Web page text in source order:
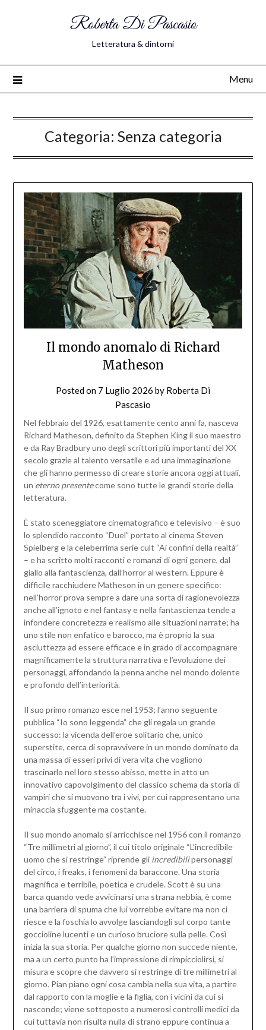
Roberta Di Pascasio
Letteratura & dintorni
Menu
Categoria: Senza categoria
Il mondo anomalo di Richard
Matheson
Posted on 7 Luglio 2026 by Roberta Di
Pascasio
Nel febbraio del 1926, esattamente cento anni fa, nasceva
Richard Matheson, definito da Stephen King il suo maestro
e da Ray Bradbury uno degli scrittori più importanti del XX
secolo grazie al talento versatile e ad una immaginazione
che gli hanno permesso di creare storie ancora oggi attuali,
un eterno presentecome sono tutte le grandi storie della
letteratura.
È stato sceneggiatore cinematografico e televisivo – è suo
lo splendido racconto “Duel” portato al cinema Steven
Spielberg e la celeberrima serie cult “Ai confini della realtà”
– e ha scritto molti racconti e romanzi di ogni genere, dal
giallo alla fantascienza, dall’horror al western. Eppure è
difficile racchiudere Matheson in un genere specifico:
nell’horror prova sempre a dare una sorta di ragionevolezza
anche all’ignoto e nel fantasy e nella fantascienza tende a
infondere concretezza e realismo alle situazioni narrate; ha
uno stile non enfatico e barocco, ma è proprio la sua
asciuttezza ad essere efficace e in grado di accompagnare
magnificamente la struttura narrativa e l’evoluzione dei
personaggi, affondando la penna anche nel mondo dolente
e profondo dell’interiorità.
Il suo primo romanzo esce nel 1953; l’anno seguente
pubblica “Io sono leggenda” che gli regala un grande
successo: la vicenda dell’eroe solitario che, unico
superstite, cerca di sopravvivere in un mondo dominato da
una massa di esseri privi di vera vita che vogliono
trascinarlo nel loro stesso abisso, mette in atto un
innovativo capovolgimento del classico schema da storia di
vampiri che si muovono tra i vivi, per cui rappresentano una
minaccia sfuggente ma costante.
Il suo mondo anomalo si arricchisce nel 1956 con il romanzo
“Tre millimetri al giorno”, il cui titolo originale “L’incredibile
uomo che si restringe” riprende gli incredibilipersonaggi
del circo, i freaks, i fenomeni da baraccone. Una storia
magnifica e terribile, poetica e crudele. Scott è su una
barca quando vede avvicinarsi una strana nebbia, è come
una barriera di spuma che lui vorrebbe evitare ma non ci
riesce e la foschia lo avvolge lasciandogli sul corpo tante
goccioline lucenti e un curioso bruciore sulla pelle. Così
inizia la sua storia. Per qualche giorno non succede niente,
ma a un certo punto ha l’impressione di rimpicciolirsi, si
misura e scopre che davvero si restringe di tre millimetri al
giorno. Pian piano ogni cosa cambia nella sua vita, a partire
dal rapporto con la moglie e la figlia, con i vicini da cui si
nasconde; viene sottoposto a numerosi controlli medici da
cui tuttavia non risulta nulla di strano eppure continua a